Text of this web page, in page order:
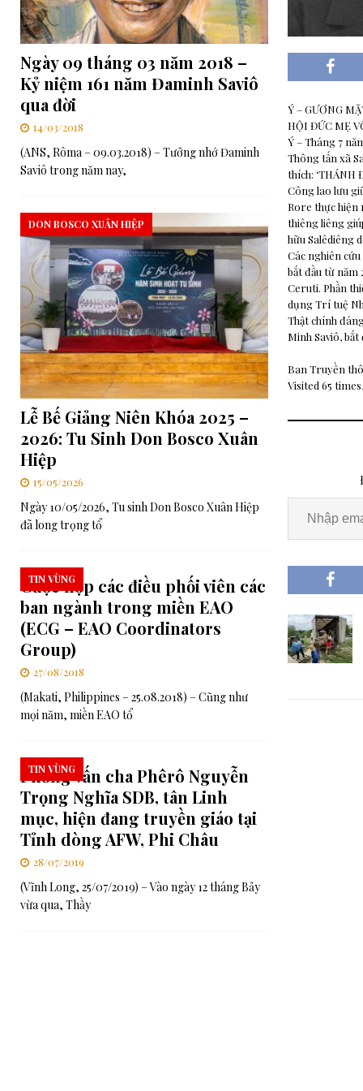
Ý – GƯƠNG
HỘI ĐỨC MẸ
Ý – Tháng 7
Thông tấn xã
thích: ‘THÁNH
Công lao lưu
Rore thực hiện
thiêng liêng
hữu Salêdiêng
Các nghiên
bắt đầu từ năm
Ceruti. Phần
dụng Trí tuệ
Thật chính
Minh Saviô,
Ban Truyền
Visited 65
Ngày 09 tháng 03 năm 2018 –
Kỷ niệm 161 năm Đaminh Saviô
qua đời
14/03/2018
(ANS, Rôma – 09.03.2018) – Tưởng nhớ Đaminh
Saviô trong năm nay,
Lễ Bế Giảng Niên Khóa 2025 –
2026: Tu Sinh Don Bosco Xuân
Hiệp
DON BOSCO XUÂN HIỆP
15/05/2026
Ngày 10/05/2026, Tu sinh Don Bosco Xuân Hiệp
đã long trọng tổ
Cuộc họp các điều phối viên các
ban ngành trong miền EAO
(ECG – EAO Coordinators
Group)
TIN VÙNG
27/08/2018
(Makati, Philippines – 25.08.2018) – Cũng như
mọi năm, miền EAO tổ
Phỏng vấn cha Phêrô Nguyễn
Trọng Nghĩa SDB, tân Linh
mục, hiện đang truyền giáo tại
Tỉnh dòng AFW, Phi Châu
TIN VÙNG
28/07/2019
(Vĩnh Long, 25/07/2019) – Vào ngày 12 tháng Bảy
vừa qua, Thầy